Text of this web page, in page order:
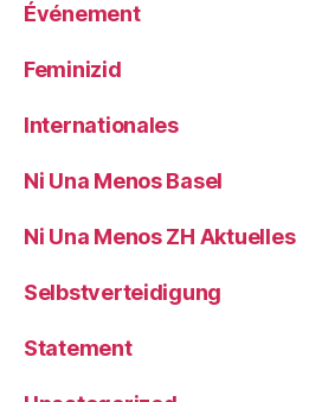
Événement
Feminizid
Internationales
Ni Una Menos Basel
Ni Una Menos ZH Aktuelles
Selbstverteidigung
Statement